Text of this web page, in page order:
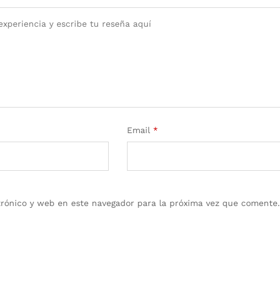
Email *
y web en este navegador para la próxima vez que comente.